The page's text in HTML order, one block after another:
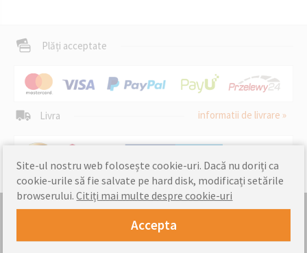
Plăți acceptate
Livra informatii de livrare »
Site-ul nostru web folosește cookie-uri. Dacă nu doriți ca
cookie-urile să fie salvate pe hard disk, modificați setările
browserului.Citiți mai multe despre cookie-uri
Accepta